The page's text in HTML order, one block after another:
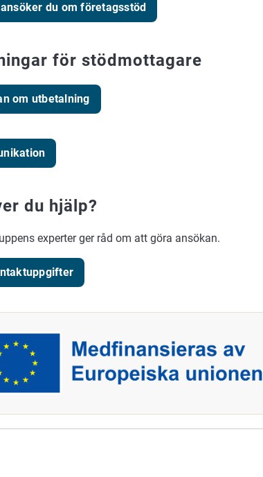
du om företagsstöd
för stödmottagare
om utbetalning
du hjälp?
experter ger råd om att göra ansökan.